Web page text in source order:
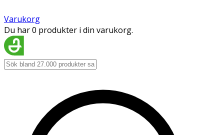
Varukorg
Du har 0 produkter i din varukorg.